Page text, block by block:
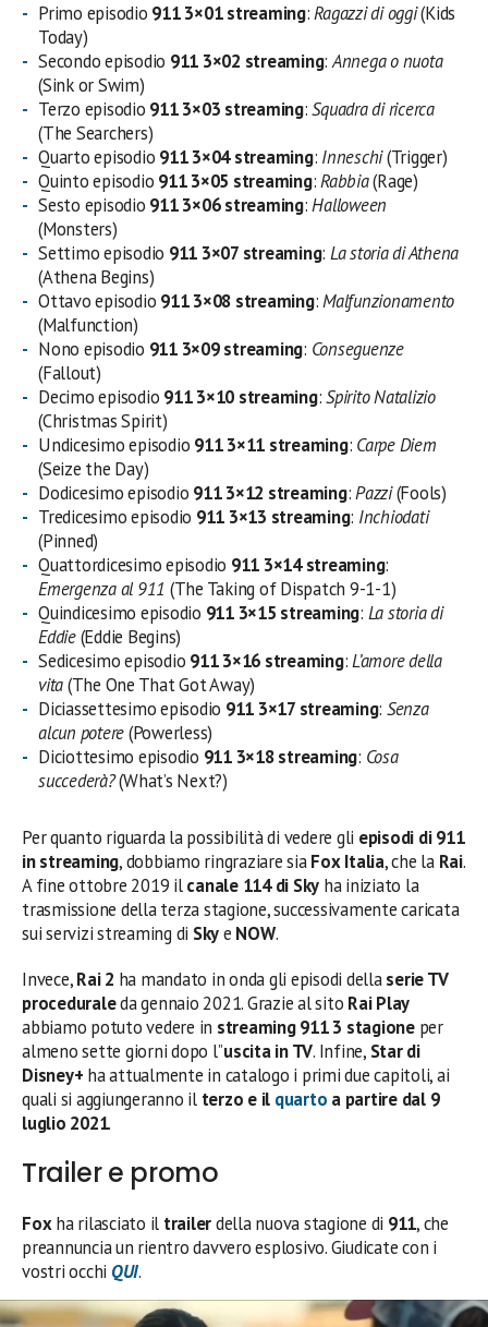
Primo episodio 911 3×01 streaming:Ragazzi di oggi(Kids
Today)
Secondo episodio 911 3×02 streaming:Annega o nuota
(Sink or Swim)
Terzo episodio 911 3×03 streaming:Squadra di ricerca
(The Searchers)
Quarto episodio 911 3×04 streaming: Inneschi(Trigger)
Quinto episodio 911 3×05 streaming:Rabbia(Rage)
Sesto episodio 911 3×06 streaming:Halloween
(Monsters)
Settimo episodio 911 3×07 streaming: La storia di Athena
(Athena Begins)
Ottavo episodio 911 3×08 streaming:Malfunzionamento
(Malfunction)
Nono episodio 911 3×09 streaming: Conseguenze
(Fallout)
Decimo episodio 911 3×10 streaming:Spirito Natalizio
(Christmas Spirit)
Undicesimo episodio 911 3×11 streaming: Carpe Diem
(Seize the Day)
Dodicesimo episodio 911 3×12 streaming:Pazzi(Fools)
Tredicesimo episodio 911 3×13 streaming: Inchiodati
(Pinned)
Quattordicesimo episodio 911 3×14 streaming:
Emergenza al 911 (The Taking of Dispatch 9-1-1)
Quindicesimo episodio 911 3×15 streaming: La storia di
Eddie(Eddie Begins)
Sedicesimo episodio 911 3×16 streaming:L’amore della
vita(The One That Got Away)
Diciassettesimo episodio 911 3×17 streaming: Senza
alcun potere(Powerless)
Diciottesimo episodio 911 3×18 streaming: Cosa
succederà?(What’s Next?)
Per quanto riguarda la possibilità di vedere gli episodi di 911
in streaming, dobbiamo ringraziare siaFox Italia, che la Rai.
A fine ottobre 2019 ilcanale 114 di Sky ha iniziato la
trasmissione della terza stagione, successivamente caricata
sui servizi streaming di Skye NOW.
Invece,Rai 2 ha mandato in onda gli episodi dellaserie TV
proceduraleda gennaio 2021. Grazie al sito Rai Play
abbiamo potuto vedere in streaming911 3 stagioneper
almeno sette giorni dopo l’’uscita in TV. Infine, Star di
Disney+ ha attualmente in catalogo i primi due capitoli, ai
quali si aggiungeranno ilterzo e il quarto a partire dal 9
luglio 2021.
Trailer e promo
Foxha rilasciato il trailerdella nuova stagione di 911, che
preannuncia un rientro davvero esplosivo. Giudicate con i
vostri occhi QUI.